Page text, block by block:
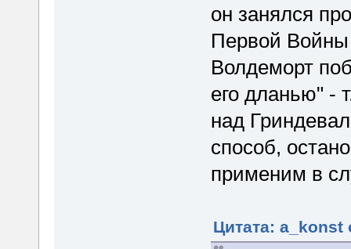
он занялся
Первой Войны
Волдеморт
его дланью" -
над
способ,
применим в
Цитата: a_konst